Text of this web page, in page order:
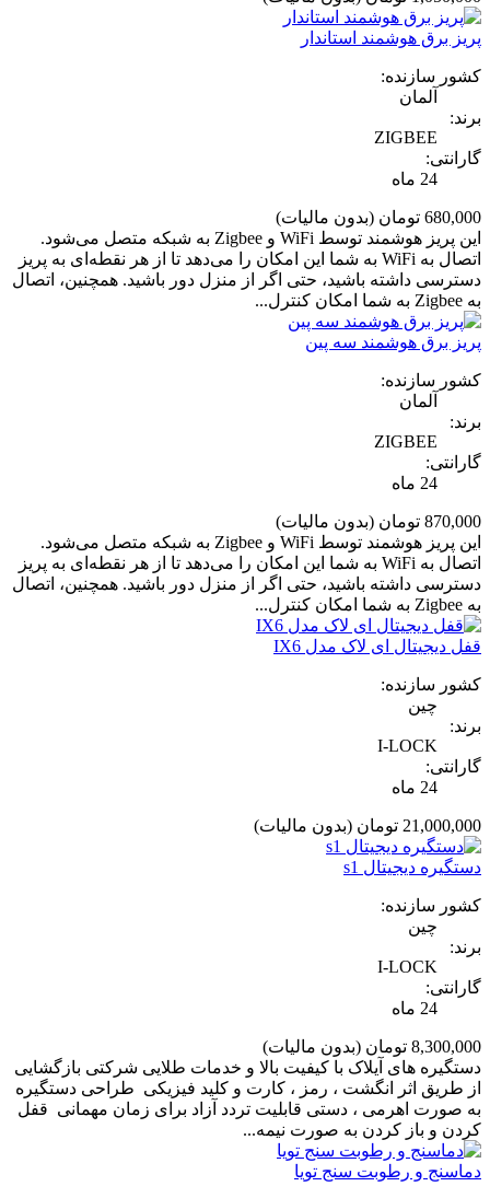
پریز برق هوشمند استاندار
کشور سازنده:
آلمان
برند:
ZIGBEE
گارانتی:
24 ماه
680,000 تومان
(بدون مالیات)
این پریز هوشمند توسط WiFi و Zigbee به شبکه متصل می‌شود.
اتصال به WiFi به شما این امکان را می‌دهد تا از هر نقطه‌ای به پریز
دسترسی داشته باشید، حتی اگر از منزل دور باشید. همچنین، اتصال
به Zigbee به شما امکان کنترل...
پریز برق هوشمند سه پین
کشور سازنده:
آلمان
برند:
ZIGBEE
گارانتی:
24 ماه
870,000 تومان
(بدون مالیات)
این پریز هوشمند توسط WiFi و Zigbee به شبکه متصل می‌شود.
اتصال به WiFi به شما این امکان را می‌دهد تا از هر نقطه‌ای به پریز
دسترسی داشته باشید، حتی اگر از منزل دور باشید. همچنین، اتصال
به Zigbee به شما امکان کنترل...
قفل دیجیتال ای لاک مدل IX6
کشور سازنده:
چین
برند:
I-LOCK
گارانتی:
24 ماه
21,000,000 تومان (بدون مالیات)
دستگیره دیجیتال s1
کشور سازنده:
چین
برند:
I-LOCK
گارانتی:
24 ماه
8,300,000 تومان
(بدون مالیات)
دستگیره های آیلاک با کیفیت بالا و خدمات طلایی شرکتی بازگشایی
از طریق اثر انگشت ، رمز ، کارت و کلید فیزیکی طراحی دستگیره
به صورت اهرمی ، دستی قابلیت تردد آزاد برای زمان مهمانی قفل
کردن و باز کردن به صورت نیمه...
دماسنج و رطوبت سنج تویا